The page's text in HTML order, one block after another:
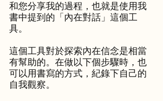
和您分享我的過程，也就是使用我
書中提到的「內在對話」這個工
具。
這個工具對於探索內在信念是相當
有幫助的。在做以下個步驟時，也
可以用書寫的方式，紀錄下自己的
自我觀察。